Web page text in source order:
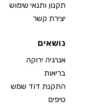
תקנון ותנאי שימוש
יצירת קשר
נושאים
אנרגיה ירוקה
בריאות
התקנת דוד שמש
טיפים